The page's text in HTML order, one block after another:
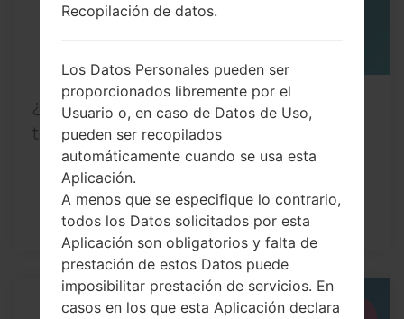
¿Cómo restablecer datos de fábrica a
través del menú...
Recopilación de datos.
Los Datos Personales pueden ser
proporcionados libremente por el
Usuario o, en caso de Datos de Uso,
pueden ser recopilados
automáticamente cuando se usa esta
Aplicación.
A menos que se especifique lo contrario,
todos los Datos solicitados por esta
Aplicación son obligatorios y falta de
prestación de estos Datos puede
imposibilitar prestación de servicios. En
casos en los que esta Aplicación declara